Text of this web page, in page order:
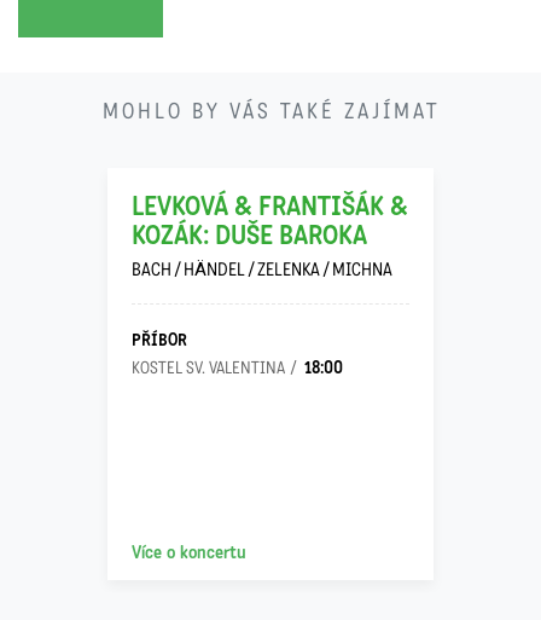
MOHLO BY VÁS TAKÉ ZAJÍMAT
11
LEVKOVÁ & FRANTIŠÁK &
KOZÁK: DUŠE BAROKA
BACH / HÄNDEL / ZELENKA / MICHNA
PŘÍBOR
KOSTEL SV. VALENTINA 18:00
Více o koncertu